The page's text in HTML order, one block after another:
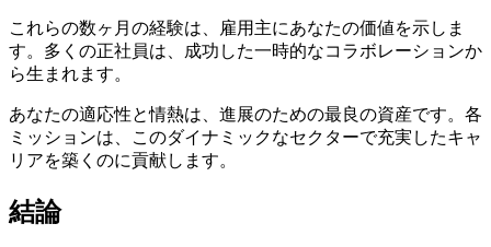
これらの数ヶ月の経験は、雇用主にあなたの価値を示しま
す。多くの正社員は、成功した一時的なコラボレーションか
ら生まれます。
あなたの適応性と情熱は、進展のための最良の資産です。各
ミッションは、このダイナミックなセクターで充実したキャ
リアを築くのに貢献します。
結論